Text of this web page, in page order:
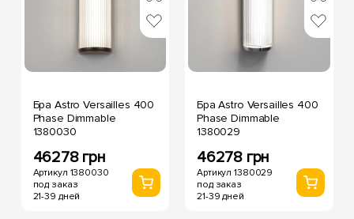
Бра Astro Versailles 400
Phase Dimmable
1380030
46278 грн
Артикул 1380030
под заказ
21-39 дней
Бра Astro Versailles 400
Phase Dimmable
1380029
46278 грн
Артикул 1380029
под заказ
21-39 дней